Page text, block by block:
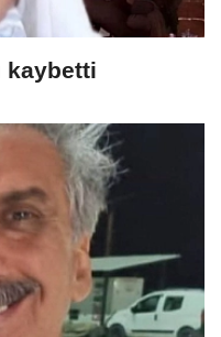
kaybetti